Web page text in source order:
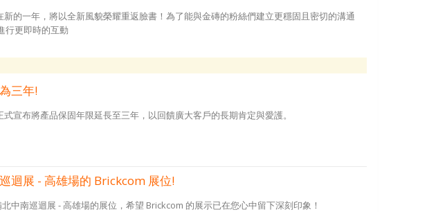
的一年，將以全新風貌榮耀重返臉書！為了能與金磚的粉絲們建立更穩固且密切的溝通
行更即時的互動
三年!
宣布將產品保固年限延長至三年，以回饋廣大客戶的長期肯定與愛護。
迴展 - 高雄場的 Brickcom 展位!
中南巡迴展 - 高雄場的展位，希望 Brickcom 的展示已在您心中留下深刻印象！